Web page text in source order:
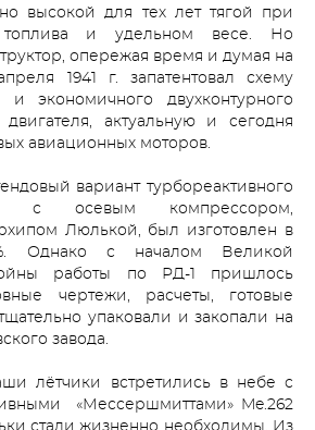
высокой для тех лет тягой при
и удельном весе. Но
опережая время и думая на
1941 г. запатентовал схему
экономичного двухконтурного
двигателя, актуальную и сегодня
авиационных моторов.
вариант турбореактивного
1 с осевым компрессором,
Люлькой, был изготовлен в
Однако с началом Великой
работы по РД-1 пришлось
чертежи, расчеты, готовые
упаковали и закопали на
завода.
лётчики встретились в небе с
«Мессершмиттами» Me.262
стали жизненно необходимы. Из